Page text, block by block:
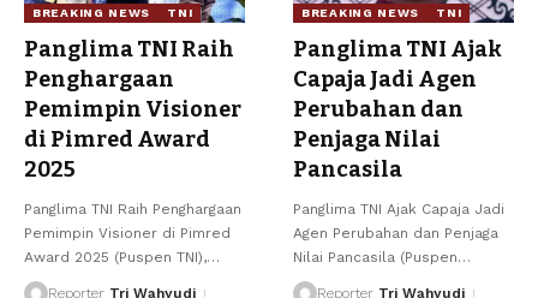
BREAKING NEWS TNI
Panglima TNI Raih
Penghargaan
Pemimpin Visioner
di Pimred Award
2025
Panglima TNI Raih Penghargaan
Pemimpin Visioner di Pimred
Award 2025 (Puspen TNI),…
Reporter Tri Wahyudi
BREAKING NEWS TNI
Panglima TNI Ajak
Capaja Jadi Agen
Perubahan dan
Penjaga Nilai
Pancasila
Panglima TNI Ajak Capaja Jadi
Agen Perubahan dan Penjaga
Nilai Pancasila (Puspen…
Reporter Tri Wahyudi